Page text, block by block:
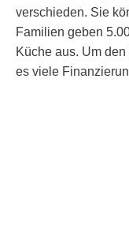
verschieden. Sie
Familien geben
Küche aus. Um
es viele